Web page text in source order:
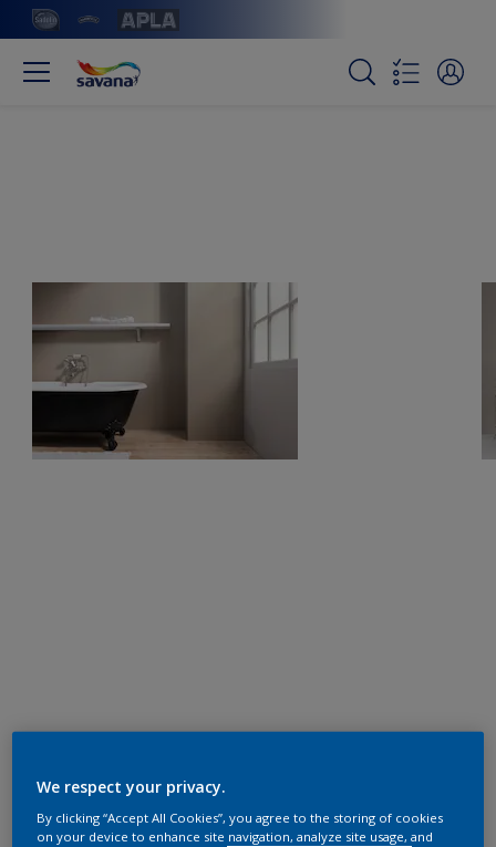
We respect your privacy.
By clicking “Accept All Cookies”, you agree to the storing of cookies
on your device to enhance site navigation, analyze site usage, and